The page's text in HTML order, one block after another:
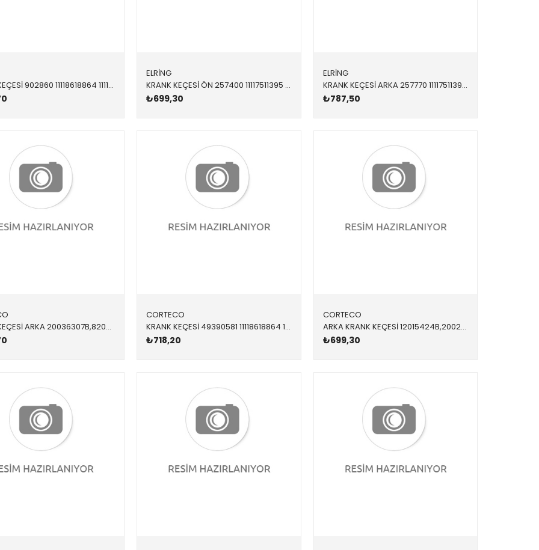
KRANK KEÇESİ 902860 11118618864 11118618864 E60,E61,E63,E64,E65,E66,E70,E71,E81,E82,E83,E84,E8 ÖN 65x79x10
ELRİNG
KRANK KEÇESİ ÖN 257400 11117511395 11117547842 E46,E60,E61,E81,E82,E83,E84,E85,E87,E88,E90,E91,E9 N40,N42,N43,N45,N46,N45N,N46N 65x79x20
₺699,30
ELRİNG
KRANK KEÇESİ ARKA 257770 11117511396 11117511396 E46,E60,E61,E81,E82,E83,E84,E85,E87,E88,E90,E91,E9 N40,N42,N43,N45,N46,N45N,N46N 90x110x12
₺787,50
KRANK KEÇESİ ARKA 20036307B,82036307 11117587168 11117587168 E60,E61,E63,E64,E65,E66,E70,E71,E81,E82,E83,E84,E8 90x110x8
CORTECO
KRANK KEÇESİ 49390581 11118618864 11118618864 E60,E61,E63,E64,E65,E66,E70,E71,E81,E82,E83,E84,E8 ÖN 65x79x10
₺718,20
CORTECO
ARKA KRANK KEÇESİ 12015424B,20029117B,82015424 11117568263 11117568263 F20,F20,F30,F31,F35,R55,R56,R57,R58,R59,R60,R61 N13 85x105x8
₺699,30